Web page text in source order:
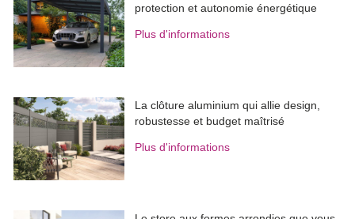
protection et autonomie énergétique
Plus d'informations
La clôture aluminium qui allie design,
robustesse et budget maîtrisé
Plus d'informations